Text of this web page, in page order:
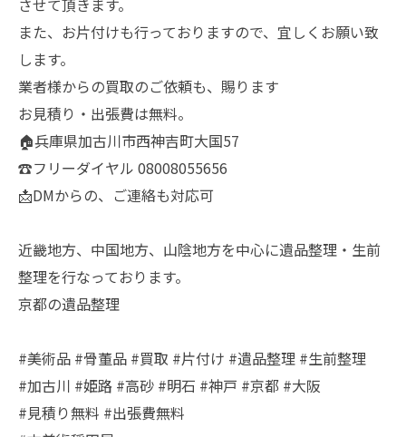
させて頂きます。
また、お片付けも行っておりますので、宜しくお願い致
します。
業者様からの買取のご依頼も、賜ります
お見積り・出張費は無料。
🏠兵庫県加古川市西神吉町大国57
☎️フリーダイヤル 08008055656
📩DMからの、ご連絡も対応可
近畿地方、中国地方、山陰地方を中心に遺品整理・生前
整理を行なっております。
京都の遺品整理
#美術品 #骨董品 #買取 #片付け #遺品整理 #生前整理
#加古川 #姫路 #高砂 #明石 #神戸 #京都 #大阪
#見積り無料 #出張費無料